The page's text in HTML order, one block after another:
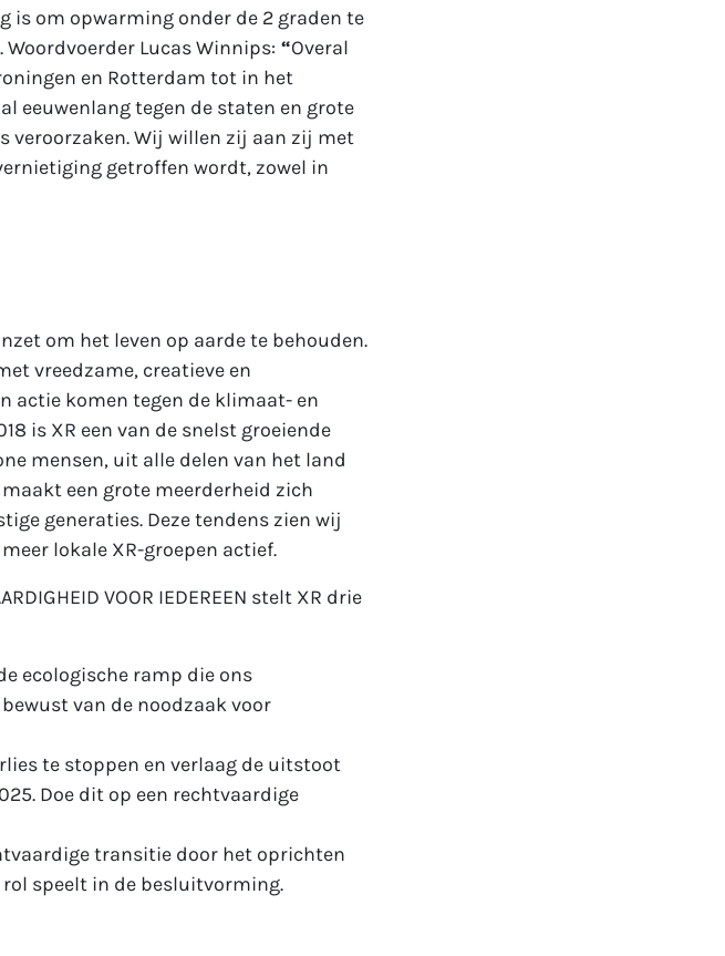
om opwarming onder de 2 graden te
Lucas Winnips: “Overal
en Rotterdam tot in het
eeuwenlang tegen de staten en grote
veroorzaken. Wij willen zij aan zij met
getroffen wordt, zowel in
om het leven op aarde te behouden.
vreedzame, creatieve en
actie komen tegen de klimaat- en
is XR een van de snelst groeiende
mensen, uit alle delen van het land
een grote meerderheid zich
generaties. Deze tendens zien wij
lokale XR-groepen actief.
VOOR IEDEREEN stelt XR drie
ecologische ramp die ons
van de noodzaak voor
te stoppen en verlaag de uitstoot
Doe dit op een rechtvaardige
transitie door het oprichten
speelt in de besluitvorming.